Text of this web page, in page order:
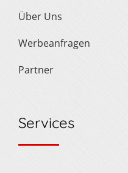
Über Uns
Werbeanfragen
Partner
Services